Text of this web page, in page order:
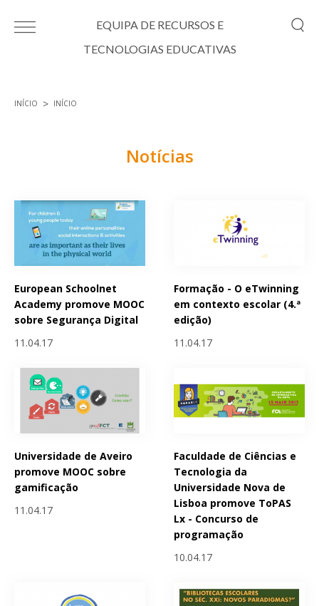
EQUIPA DE RECURSOS E
TECNOLOGIAS EDUCATIVAS
INÍCIO INÍCIO
Notícias
European Schoolnet
Academy promove MOOC
sobre Segurança Digital
11.04.17
Formação - O eTwinning
em contexto escolar (4.ª
edição)
11.04.17
Universidade de Aveiro
promove MOOC sobre
gamificação
11.04.17
Faculdade de Ciências e
Tecnologia da
Universidade Nova de
Lisboa promove ToPAS
Lx - Concurso de
programação
10.04.17
Páginas